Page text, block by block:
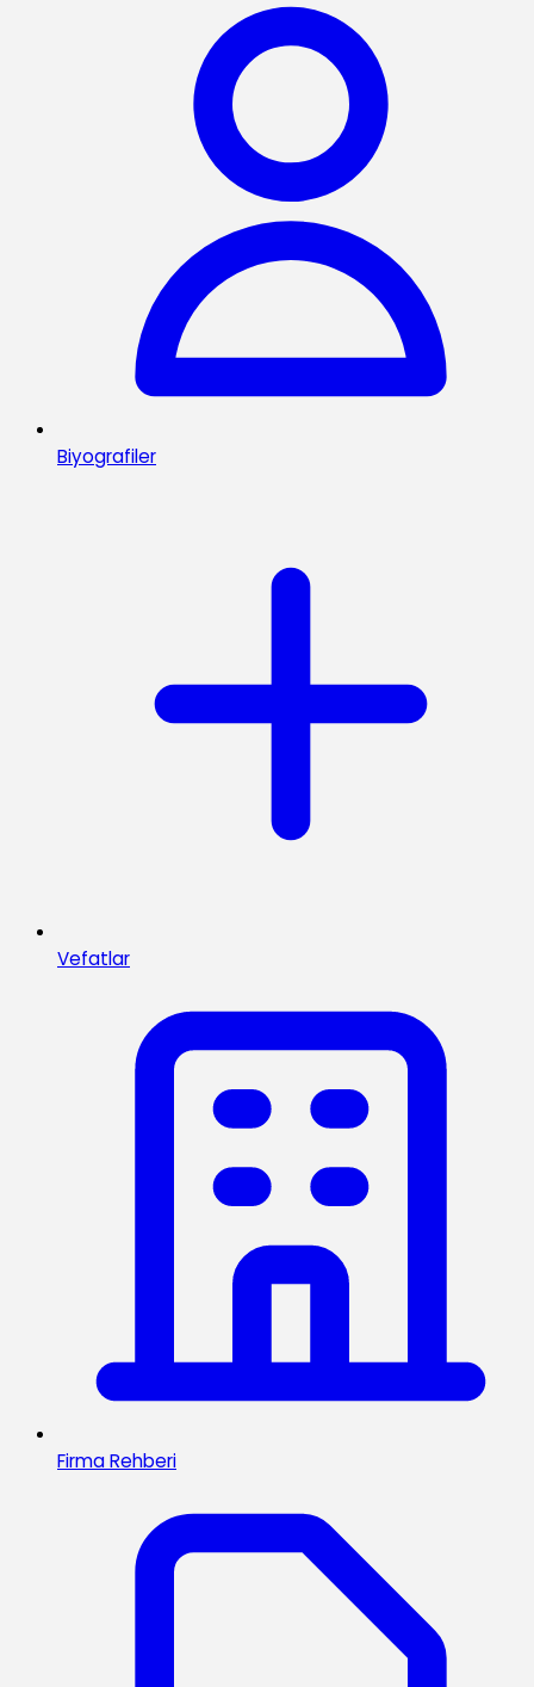
Biyografiler
Vefatlar
Firma Rehberi